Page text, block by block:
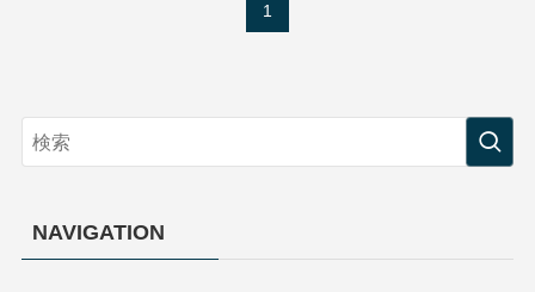
1
NAVIGATION